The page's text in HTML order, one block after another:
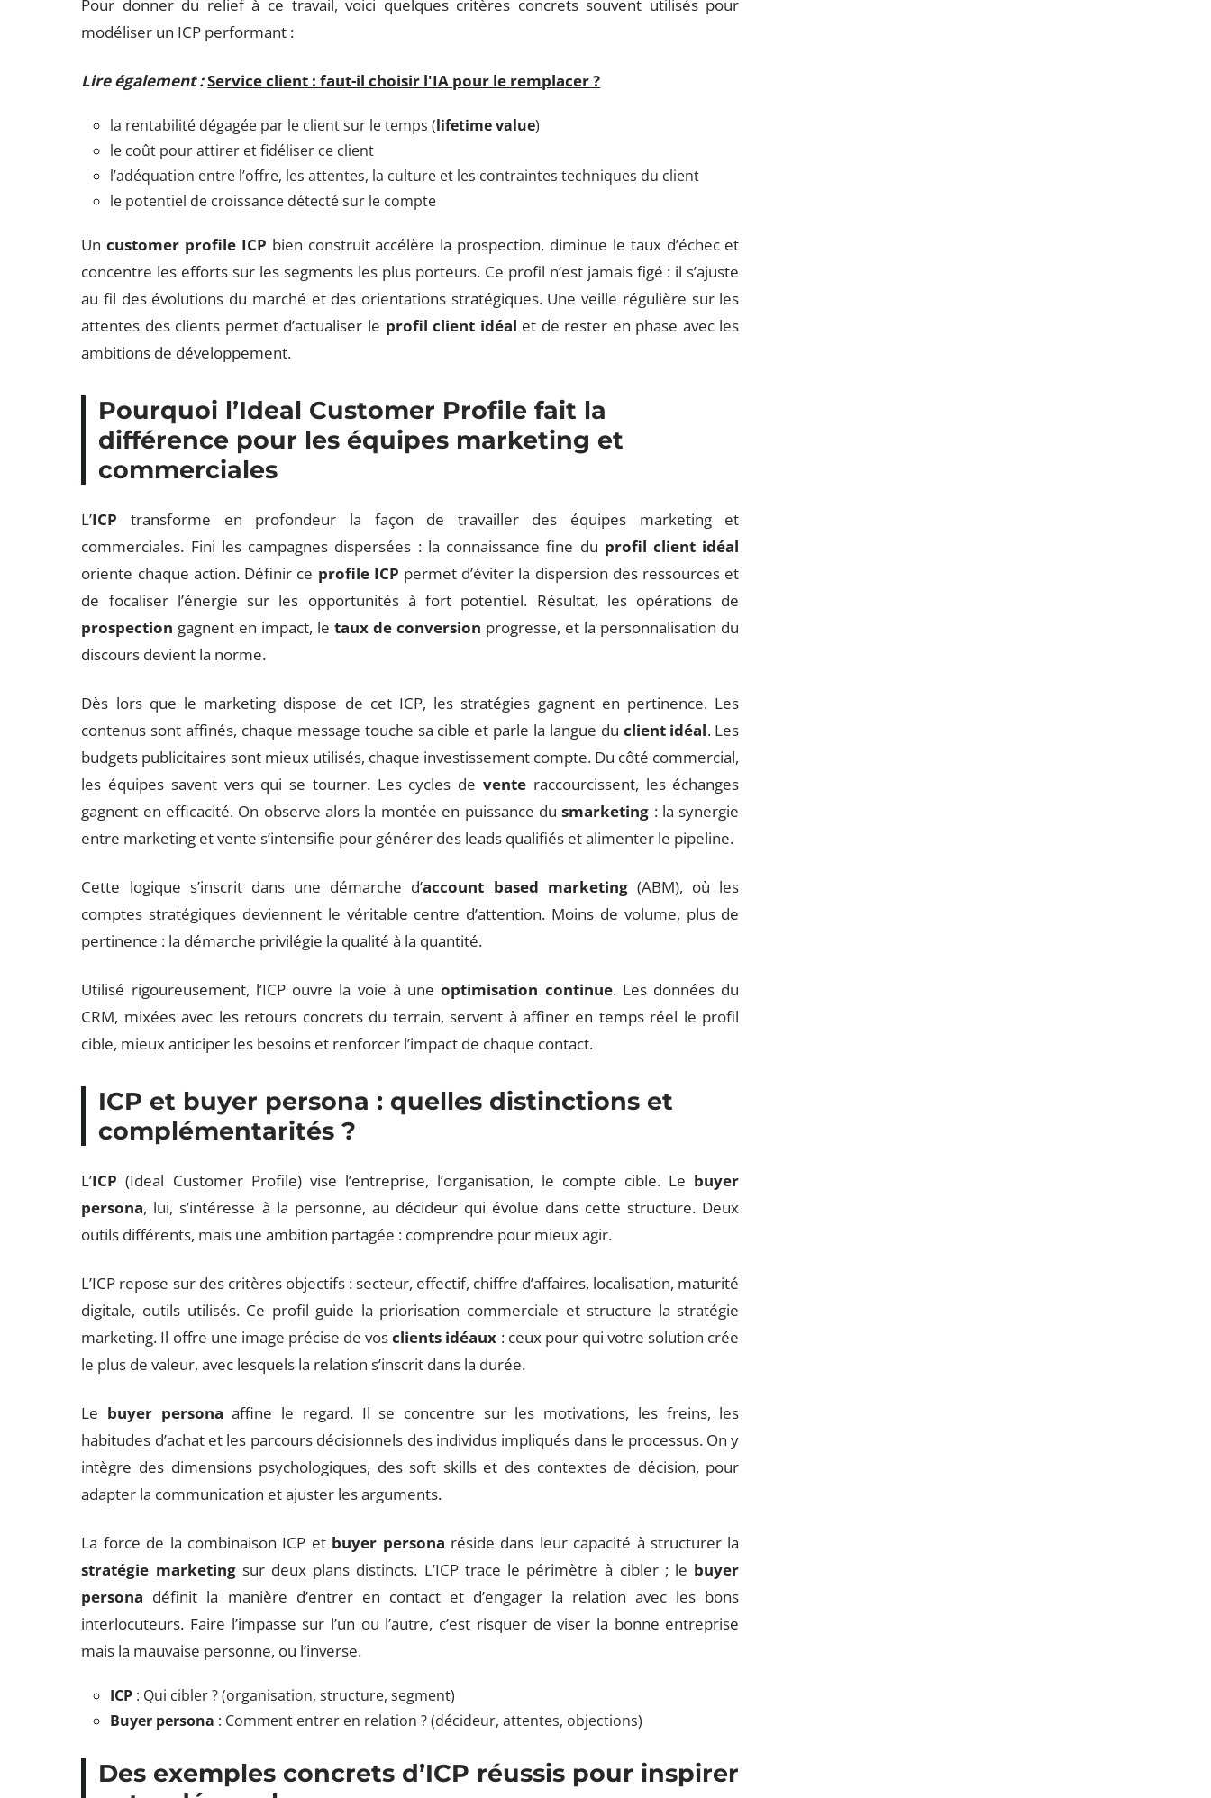
Pour donner du relief à ce travail, voici quelques critères concrets souvent utilisés pour
modéliser un ICP performant :
Lire également :Service client : faut-il choisir l'IA pour le remplacer ?
la rentabilité dégagée par le client sur le temps (lifetime value)
le coût pour attirer et fidéliser ce client
l’adéquation entre l’offre, les attentes, la culture et les contraintes techniques du client
le potentiel de croissance détecté sur le compte
Uncustomer profile ICP bien construit accélère la prospection, diminue le taux d’échec et
concentre les efforts sur les segments les plus porteurs. Ce profil n’est jamais figé : il s’ajuste
au fil des évolutions du marché et des orientations stratégiques. Une veille régulière sur les
attentes des clients permet d’actualiser le profil client idéal et de rester en phase avec les
ambitions de développement.
Pourquoi l’Ideal Customer Profile fait la
différence pour les équipes marketing et
commerciales
L’ICP transforme en profondeur la façon de travailler des équipes marketing et
commerciales. Fini les campagnes dispersées : la connaissance fine du profil client idéal
oriente chaque action. Définir ce profile ICP permet d’éviter la dispersion des ressources et
de focaliser l’énergie sur les opportunités à fort potentiel. Résultat, les opérations de
prospection gagnent en impact, letaux de conversion progresse, et la personnalisation du
discours devient la norme.
Dès lors que le marketing dispose de cet ICP, les stratégies gagnent en pertinence. Les
contenus sont affinés, chaque message touche sa cible et parle la langue du client idéal. Les
budgets publicitaires sont mieux utilisés, chaque investissement compte. Du côté commercial,
les équipes savent vers qui se tourner. Les cycles devente raccourcissent, les échanges
gagnent en efficacité. On observe alors la montée en puissance dusmarketing : la synergie
entre marketing et vente s’intensifie pour générer des leads qualifiés et alimenter le pipeline.
Cette logique s’inscrit dans une démarche d’account based marketing(ABM), où les
comptes stratégiques deviennent le véritable centre d’attention. Moins de volume, plus de
pertinence : la démarche privilégie la qualité à la quantité.
Utilisé rigoureusement, l’ICP ouvre la voie à uneoptimisation continue. Les données du
CRM, mixées avec les retours concrets du terrain, servent à affiner en temps réel le profil
cible, mieux anticiper les besoins et renforcer l’impact de chaque contact.
ICP et buyer persona : quelles distinctions et
complémentarités ?
L’ICP (Ideal Customer Profile) vise l’entreprise, l’organisation, le compte cible. Le buyer
persona, lui, s’intéresse à la personne, au décideur qui évolue dans cette structure. Deux
outils différents, mais une ambition partagée : comprendre pour mieux agir.
L’ICP repose sur des critères objectifs : secteur, effectif, chiffre d’affaires, localisation, maturité
digitale, outils utilisés. Ce profil guide la priorisation commerciale et structure la stratégie
marketing. Il offre une image précise de vosclients idéaux : ceux pour qui votre solution crée
le plus de valeur, avec lesquels la relation s’inscrit dans la durée.
Le buyer persona affine le regard. Il se concentre sur les motivations, les freins, les
habitudes d’achat et les parcours décisionnels des individus impliqués dans le processus. On y
intègre des dimensions psychologiques, des soft skills et des contextes de décision, pour
adapter la communication et ajuster les arguments.
La force de la combinaison ICP et buyer persona réside dans leur capacité à structurer la
stratégie marketingsur deux plans distincts. L’ICP trace le périmètre à cibler ; le buyer
persona définit la manière d’entrer en contact et d’engager la relation avec les bons
interlocuteurs. Faire l’impasse sur l’un ou l’autre, c’est risquer de viser la bonne entreprise
mais la mauvaise personne, ou l’inverse.
ICP : Qui cibler ? (organisation, structure, segment)
Buyer persona : Comment entrer en relation ? (décideur, attentes, objections)
Des exemples concrets d’ICP réussis pour inspirer